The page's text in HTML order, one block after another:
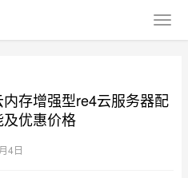
内存增强型re4云服务器配
及优惠价格
4日